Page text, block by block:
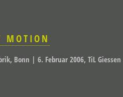
MOTION
Bonn | 6. Februar 2006, TiL Giessen